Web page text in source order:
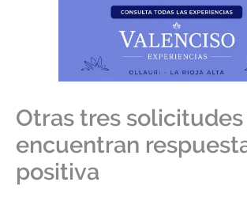
Otras tres
encuentran
positiva